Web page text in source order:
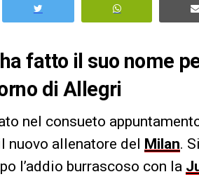
fatto il suo nome
di Allegri
nel consueto
nuovo allenatore del Milan.
l’addio burrascoso con la